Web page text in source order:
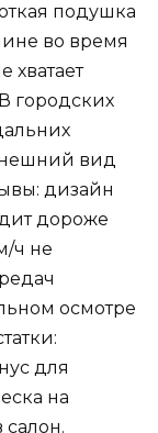
подушка
во время
хватает
городских
вид
дизайн
дороже
ч не
осмотре
для
на
салон.